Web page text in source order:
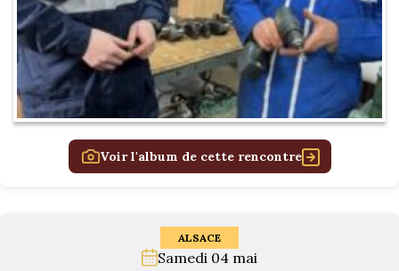
Voir l'album de cette rencontre
ALSACE
Samedi 04 mai